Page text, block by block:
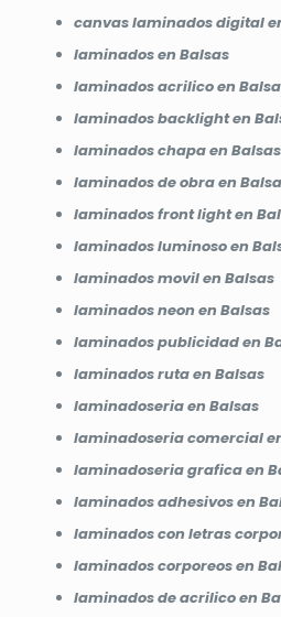
canvas laminados digital
laminados en Balsas
laminados acrilico en
laminados backlight en
laminados chapa en Balsas
laminados de obra en
laminados front light en
laminados luminoso en
laminados movil en Balsas
laminados neon en Balsas
laminados publicidad en
laminados ruta en Balsas
laminadoseria en Balsas
laminadoseria comercial
laminadoseria grafica en
laminados adhesivos en
laminados con letras
laminados corporeos en
laminados de acrilico en